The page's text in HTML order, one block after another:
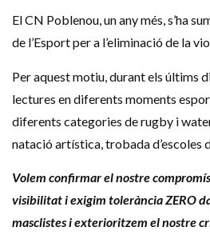
El CN Poblenou, un any més, s’ha
de l’Esport per a l’eliminació de la
Per aquest motiu, durant els últims
lectures en diferents moments
diferents categories de rugby i
natació artística, trobada d’escoles
Volem confirmar el nostre
visibilitat i exigim tolerància ZERO
masclistes i exterioritzem el nostre